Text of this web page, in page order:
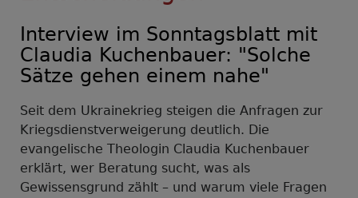
am
Chiemsee
Interview im Sonntagsblatt mit
Claudia Kuchenbauer: "Solche
Sätze gehen einem nahe"
Seit dem Ukrainekrieg steigen die Anfragen zur
Kriegsdienstverweigerung deutlich. Die
evangelische Theologin Claudia Kuchenbauer
erklärt, wer Beratung sucht, was als
Gewissensgrund zählt – und warum viele Fragen